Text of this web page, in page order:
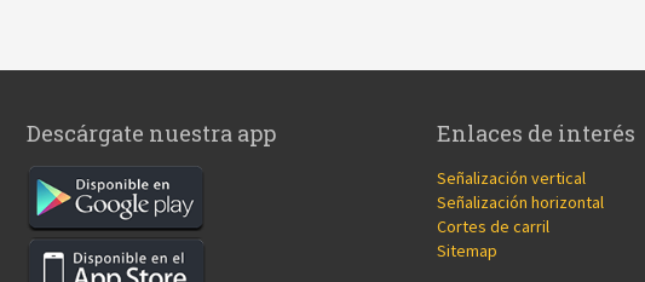
Descárgate nuestra app Enlaces de interés
Señalización vertical
Señalización horizontal
Cortes de carril
Sitemap